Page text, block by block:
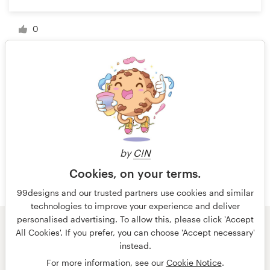
by C!N
Cookies, on your terms.
99designs and our trusted partners use cookies and similar
technologies to improve your experience and deliver
personalised advertising. To allow this, please click 'Accept
All Cookies'. If you prefer, you can choose 'Accept necessary'
instead.
For more information, see our Cookie Notice.
0
1 de 3
© 99designs
de Vista
Términos y condiciones
Privacidad